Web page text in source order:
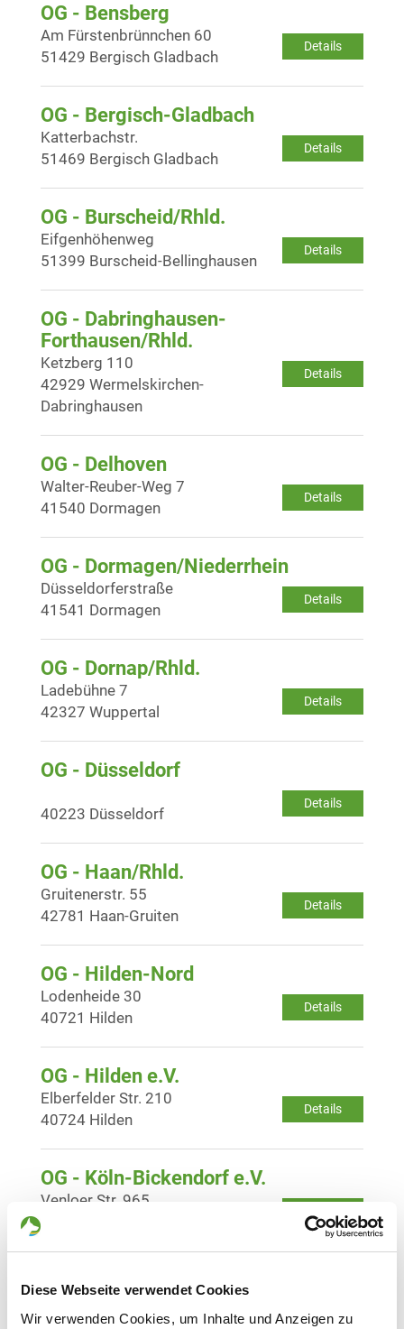
Diese Webseite verwendet Cookies
Wir verwenden Cookies, um Inhalte und Anzeigen zu
OG - Bensberg
Details
Am Fürstenbrünnchen 60
51429 Bergisch Gladbach
OG - Bergisch-Gladbach
Details
Katterbachstr.
51469 Bergisch Gladbach
OG - Burscheid/Rhld.
Details
Eifgenhöhenweg
51399 Burscheid-Bellinghausen
OG - Dabringhausen-
Forthausen/Rhld.
Details
Ketzberg 110
42929 Wermelskirchen-
Dabringhausen
OG - Delhoven
Details
Walter-Reuber-Weg 7
41540 Dormagen
OG - Dormagen/Niederrhein
Details
Düsseldorferstraße
41541 Dormagen
OG - Dornap/Rhld.
Details
Ladebühne 7
42327 Wuppertal
OG - Düsseldorf
Details
40223 Düsseldorf
OG - Haan/Rhld.
Details
Gruitenerstr. 55
42781 Haan-Gruiten
OG - Hilden-Nord
Details
Lodenheide 30
40721 Hilden
OG - Hilden e.V.
Details
Elberfelder Str. 210
40724 Hilden
OG - Köln-Bickendorf e.V.
Venloer Str. 965
OG - Köln-Brück
Details
51103 Köln